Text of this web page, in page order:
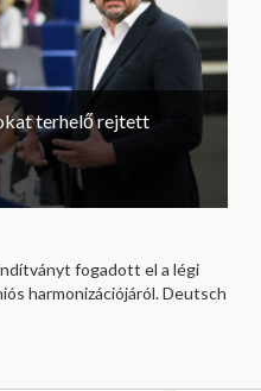
terhelő rejtett
fogadott el a légi
harmonizációjáról. Deutsch